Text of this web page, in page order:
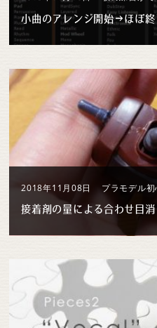
小曲のアレンジ開始→ほぼ終
2018年11月08日 プラモデル